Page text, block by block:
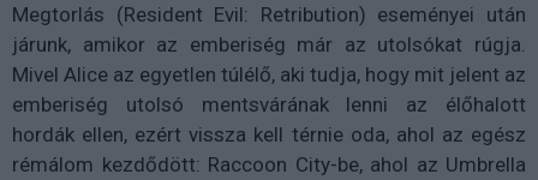
Megtorlás (Resident Evil: Retribution) eseményei után
járunk, amikor az emberiség már az utolsókat rúgja.
Mivel Alice az egyetlen túlélő, aki tudja, hogy mit jelent az
emberiség utolsó mentsvárának lenni az élőhalott
hordák ellen, ezért vissza kell térnie oda, ahol az egész
rémálom kezdődött: Raccoon City-be, ahol az Umbrella